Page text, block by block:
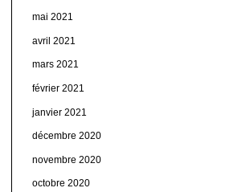
mai 2021
avril 2021
mars 2021
février 2021
janvier 2021
décembre 2020
novembre 2020
octobre 2020